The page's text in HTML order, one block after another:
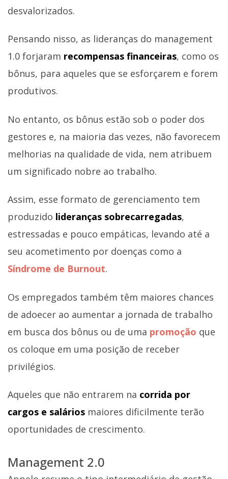
desvalorizados.
Pensando nisso, as lideranças do management
1.0 forjaram recompensas financeiras, como os
bônus, para aqueles que se esforçarem e forem
produtivos.
No entanto, os bônus estão sob o poder dos
gestores e, na maioria das vezes, não favorecem
melhorias na qualidade de vida, nem atribuem
um significado nobre ao trabalho.
Assim, esse formato de gerenciamento tem
produzido lideranças sobrecarregadas,
estressadas e pouco empáticas, levando até a
seu acometimento por doenças como a
Síndrome de Burnout.
Os empregados também têm maiores chances
de adoecer ao aumentar a jornada de trabalho
em busca dos bônus ou de uma promoção que
os coloque em uma posição de receber
privilégios.
Aqueles que não entrarem na corrida por
cargos e salários maiores dificilmente terão
oportunidades de crescimento.
Management 2.0